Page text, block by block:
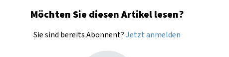
Möchten Sie diesen Artikel lesen?
Sie sind bereits Abonnent?Jetzt anmelden